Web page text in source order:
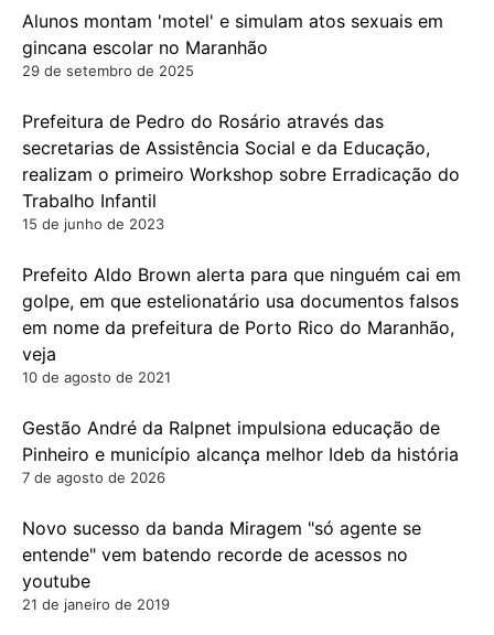
Alunos montam 'motel' e simulam atos sexuais em
gincana escolar no Maranhão
29 de setembro de 2025
Prefeitura de Pedro do Rosário através das
secretarias de Assistência Social e da Educação,
realizam o primeiro Workshop sobre Erradicação do
Trabalho Infantil
15 de junho de 2023
Prefeito Aldo Brown alerta para que ninguém cai em
golpe, em que estelionatário usa documentos falsos
em nome da prefeitura de Porto Rico do Maranhão,
veja
10 de agosto de 2021
Gestão André da Ralpnet impulsiona educação de
Pinheiro e município alcança melhor Ideb da história
7 de agosto de 2026
Novo sucesso da banda Miragem "só agente se
entende" vem batendo recorde de acessos no
youtube
21 de janeiro de 2019